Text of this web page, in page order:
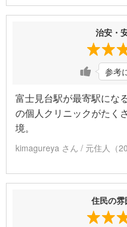
治安・
参考
富士見台駅が最寄駅にな
の個人クリニックがたく
境。
kimagureya さん / 元住人（
住民の